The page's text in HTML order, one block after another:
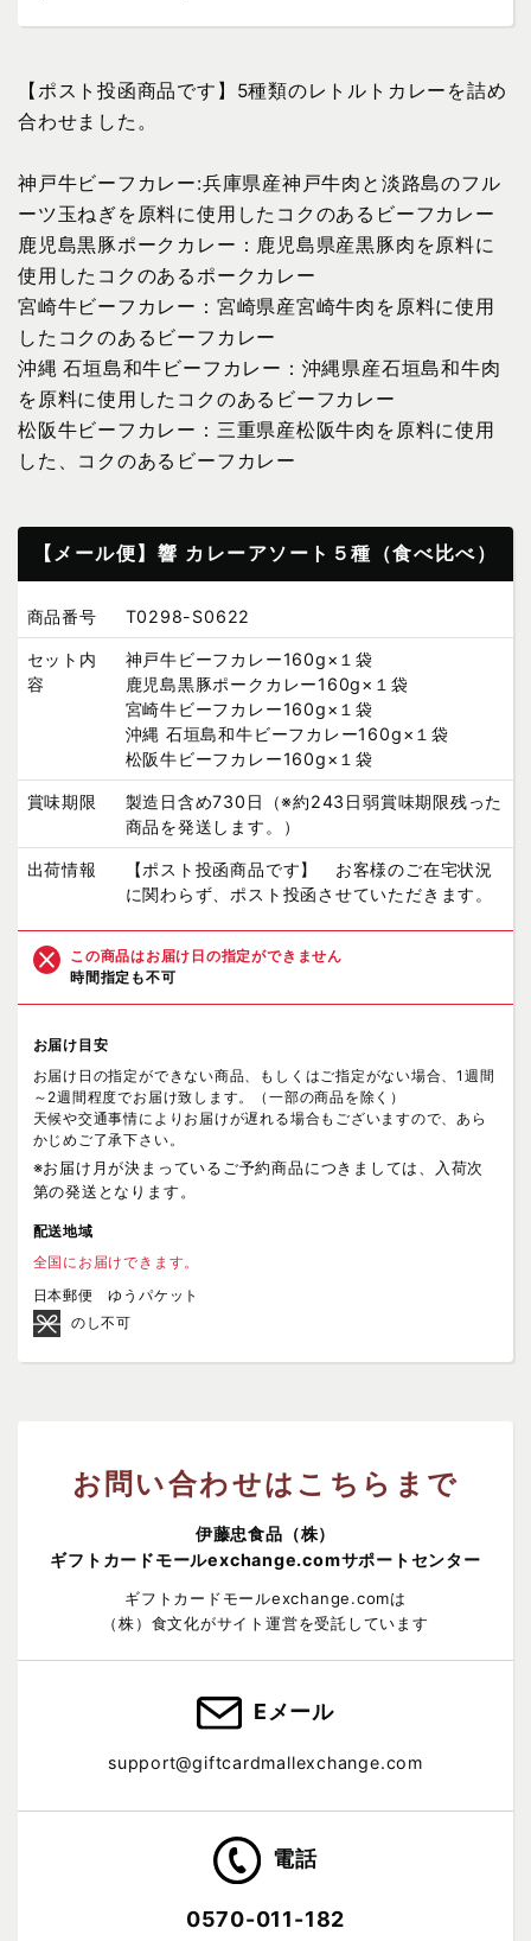
【ポスト投函商品です】5種類のレトルトカレーを詰め
合わせました。
神戸牛ビーフカレー:兵庫県産神戸牛肉と淡路島のフル
ーツ玉ねぎを原料に使用したコクのあるビーフカレー
鹿児島黒豚ポークカレー：鹿児島県産黒豚肉を原料に
使用したコクのあるポークカレー
宮崎牛ビーフカレー：宮崎県産宮崎牛肉を原料に使用
したコクのあるビーフカレー
沖縄 石垣島和牛ビーフカレー：沖縄県産石垣島和牛肉
を原料に使用したコクのあるビーフカレー
松阪牛ビーフカレー：三重県産松阪牛肉を原料に使用
した、コクのあるビーフカレー
【メール便】響 カレーアソート５種（食べ比べ）
商品番号 T0298-S0622
セット内
容
神戸牛ビーフカレー160g×１袋
鹿児島黒豚ポークカレー160g×１袋
宮崎牛ビーフカレー160g×１袋
沖縄 石垣島和牛ビーフカレー160g×１袋
松阪牛ビーフカレー160g×１袋
賞味期限
製造日含め730日（※約243日弱賞味期限残った
商品を発送します。）
出荷情報
【ポスト投函商品です】 お客様のご在宅状況
に関わらず、ポスト投函させていただきます。
この商品はお届け日の指定ができません
時間指定も不可
お届け目安
お届け日の指定ができない商品、もしくはご指定がない場合、1週間
～2週間程度でお届け致します。（一部の商品を除く）
天候や交通事情によりお届けが遅れる場合もございますので、あら
かじめご了承下さい。
※お届け月が決まっているご予約商品につきましては、入荷次
第の発送となります。
配送地域
全国にお届けできます。
日本郵便 ゆうパケット
のし不可
お問い合わせはこちらまで
伊藤忠食品（株）
ギフトカードモールexchange.comサポートセンター
ギフトカードモールexchange.comは
（株）食文化がサイト運営を受託しています
Eメール
support@giftcardmallexchange.com
電話
0570-011-182